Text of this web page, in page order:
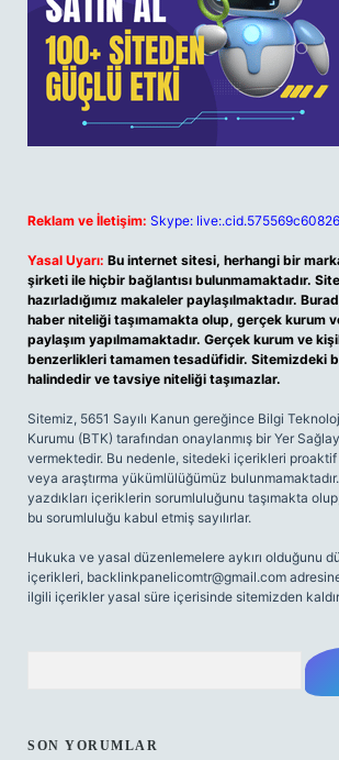
Reklam ve İletişim: Skype:
Yasal Uyarı: Bu internet sitesi, herhangi bir
şirketi ile hiçbir bağlantısı bulunmamaktadır.
hazırladığımız makaleler paylaşılmaktadır.
haber niteliği taşımamakta olup, gerçek kurum
paylaşım yapılmamaktadır. Gerçek kurum ve
benzerlikleri tamamen tesadüfidir. Sitemizdeki
halindedir ve tavsiye niteliği taşımazlar.
Sitemiz, 5651 Sayılı Kanun gereğince Bilgi
Kurumu (BTK) tarafından onaylanmış bir Yer
vermektedir. Bu nedenle, sitedeki içerikleri
veya araştırma yükümlülüğümüz
yazdıkları içeriklerin sorumluluğunu taşımakta
bu sorumluluğu kabul etmiş sayılırlar.
Hukuka ve yasal düzenlemelere aykırı olduğunu
içerikleri, backlinkpanelicomtr@gmail.com
ilgili içerikler yasal süre içerisinde sitemizden
SON YORUMLAR